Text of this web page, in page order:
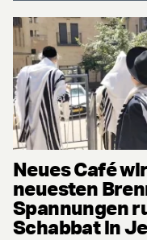
Neues Café
neuesten
Spannungen
Schabbat in